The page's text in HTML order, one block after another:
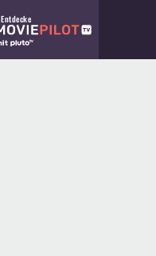
Entdecke